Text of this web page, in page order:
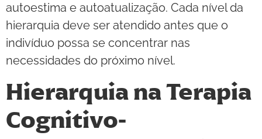
autoestima e autoatualização. Cada nível da
hierarquia deve ser atendido antes que o
indivíduo possa se concentrar nas
necessidades do próximo nível.
Hierarquia na Terapia
Cognitivo-